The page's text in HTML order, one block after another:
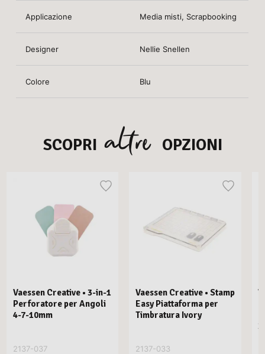
Applicazione Media misti, Scrapbooking
Designer Nellie Snellen
Colore Blu
SCOPRI altre OPZIONI
Vaessen Creative • 3-in-1
Perforatore per Angoli
4-7-10mm
2137-037
Vaessen Creative • Stamp
Easy Piattaforma per
Timbratura Ivory
2137-033